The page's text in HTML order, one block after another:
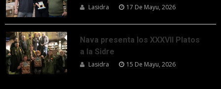
Lasidra 17 De Mayu, 2026
Nava presenta los XXXVII Platos
a la Sidre
Lasidra 15 De Mayu, 2026